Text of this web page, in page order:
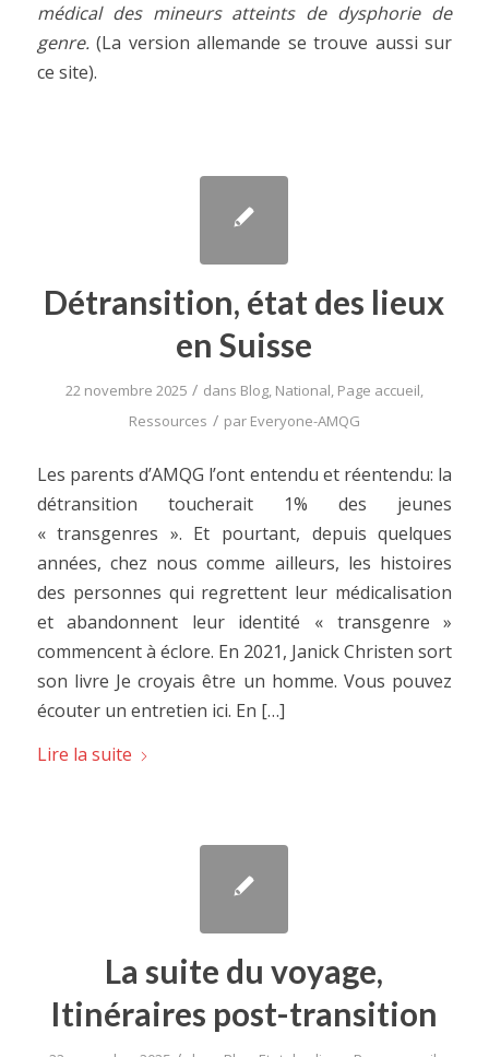
médical des mineurs atteints de dysphorie de
genre.(La version allemande se trouve aussi sur
ce site).
Détransition, état des lieux
en Suisse
22 novembre 2025 / dans Blog, National, Page accueil,
Ressources / par Everyone-AMQG
Les parents d’AMQG l’ont entendu et réentendu: la
détransition toucherait 1% des jeunes
« transgenres ». Et pourtant, depuis quelques
années, chez nous comme ailleurs, les histoires
des personnes qui regrettent leur médicalisation
et abandonnent leur identité « transgenre »
commencent à éclore. En 2021, Janick Christen sort
son livre Je croyais être un homme. Vous pouvez
écouter un entretien ici. En […]
Lire la suite
La suite du voyage,
Itinéraires post-transition